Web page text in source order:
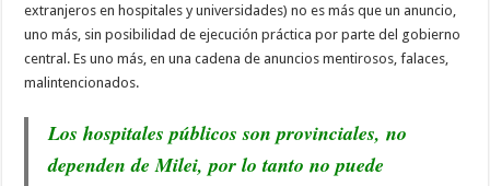
extranjeros en hospitales y universidades) no es más que un anuncio,
uno más, sin posibilidad de ejecución práctica por parte del gobierno
central. Es uno más, en una cadena de anuncios mentirosos, falaces,
malintencionados.
Los hospitales públicos son provinciales, no
dependen de Milei, por lo tanto no puede